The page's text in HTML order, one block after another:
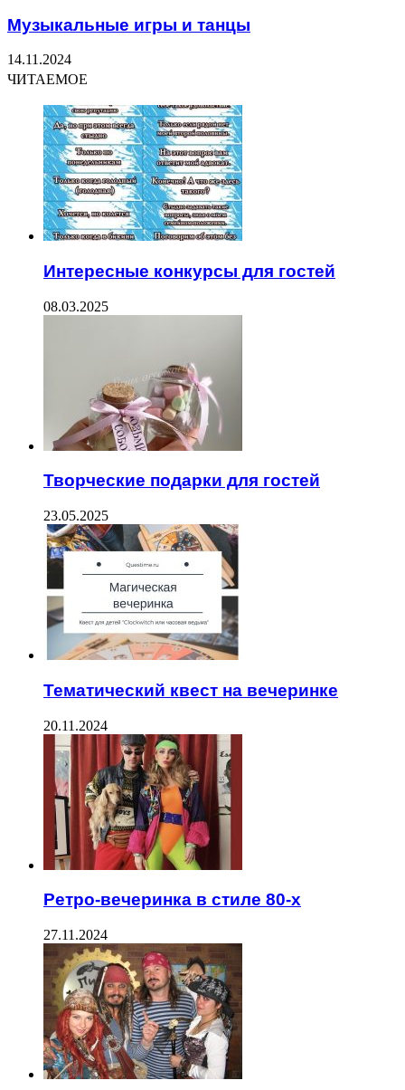
Музыкальные игры и танцы
14.11.2024
ЧИТАЕМОЕ
Интересные конкурсы для гостей
08.03.2025
Творческие подарки для гостей
23.05.2025
Тематический квест на вечеринке
20.11.2024
Ретро-вечеринка в стиле 80-х
27.11.2024